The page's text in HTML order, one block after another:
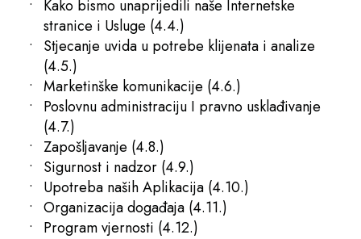
Kako bismo unaprijedili naše Internetske
stranice i Usluge (4.4.)
Stjecanje uvida u potrebe klijenata i analize
(4.5.)
Marketinške komunikacije (4.6.)
Poslovnu administraciju I pravno usklađivanje
(4.7.)
Zapošljavanje (4.8.)
Sigurnost i nadzor (4.9.)
Upotreba naših Aplikacija (4.10.)
Organizacija događaja (4.11.)
Program vjernosti (4.12.)